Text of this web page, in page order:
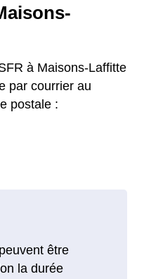
à Maisons-Laffitte
par courrier au
postale :
être
la durée